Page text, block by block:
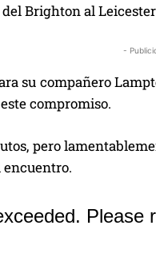
Brighton al
-
su compañero
compromiso.
pero
encuentro.